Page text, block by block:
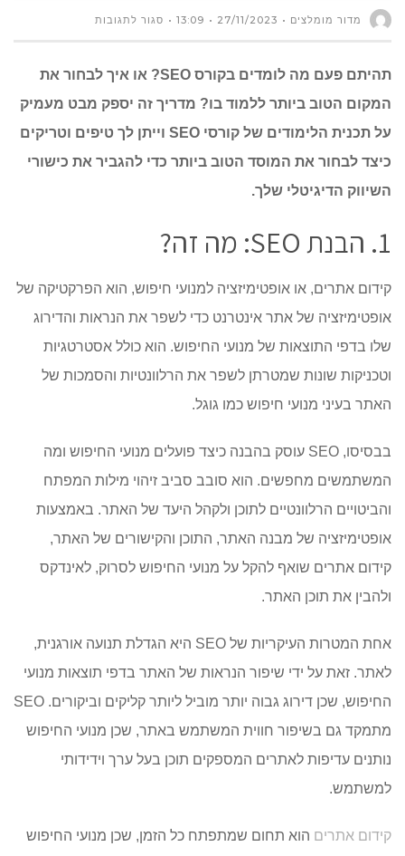
מדור מומלצים 27/11/2023
13:09 סגור לתגובותעל
לומדים
בקורס
איפה
תהיתם פעם מה לומדים בקורס SEO? או איך לבחור את
המקום הטוב ביותר ללמוד בו? מדריך זה יספק מבט מעמיק
על תכנית הלימודים של קורסי SEO וייתן לך טיפים וטריקים
כיצד לבחור את המוסד הטוב ביותר כדי להגביר את כישורי
השיווק הדיגיטלי שלך.
1. הבנת SEO: מה זה?
קידום אתרים, או אופטימיזציה למנועי חיפוש, הוא הפרקטיקה של
אופטימיזציה של אתר אינטרנט כדי לשפר את הנראות והדירוג
שלו בדפי התוצאות של מנועי החיפוש. הוא כולל אסטרטגיות
וטכניקות שונות שמטרתן לשפר את הרלוונטיות והסמכות של
האתר בעיני מנועי חיפוש כמו גוגל.
בבסיסו, SEO עוסק בהבנה כיצד פועלים מנועי החיפוש ומה
המשתמשים מחפשים. הוא סובב סביב זיהוי מילות המפתח
והביטויים הרלוונטיים לתוכן ולקהל היעד של האתר. באמצעות
אופטימיזציה של מבנה האתר, התוכן והקישורים של האתר,
קידום אתרים שואף להקל על מנועי החיפוש לסרוק, לאינדקס
ולהבין את תוכן האתר.
אחת המטרות העיקריות של SEO היא הגדלת תנועה אורגנית,
לאתר. זאת על ידי שיפור הנראות של האתר בדפי תוצאות מנועי
החיפוש, שכן דירוג גבוה יותר מוביל ליותר קליקים וביקורים. SEO
מתמקד גם בשיפור חווית המשתמש באתר, שכן מנועי החיפוש
נותנים עדיפות לאתרים המספקים תוכן בעל ערך וידידותי
למשתמש.
קידום אתרים הוא תחום שמתפתח כל הזמן, שכן מנועי החיפוש